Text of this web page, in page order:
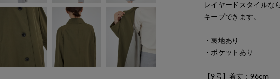
レイヤードスタイルな
キープできます。
・裏地あり
・ポケットあり
【9号】着丈：96cm